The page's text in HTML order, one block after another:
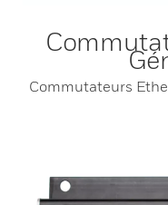
Commutateurs